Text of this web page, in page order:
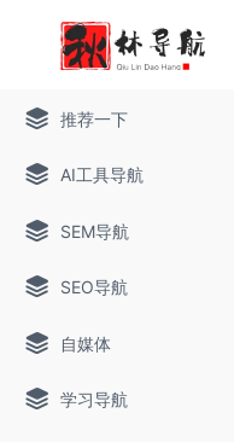
推荐一下
AI工具导航
SEM导航
SEO导航
自媒体
学习导航